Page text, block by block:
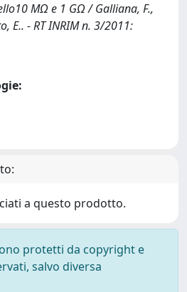
MΩ e 1 GΩ / Galliana, F.,
E.. - RT INRIM n. 3/2011:
a questo prodotto.
protetti da copyright e
salvo diversa